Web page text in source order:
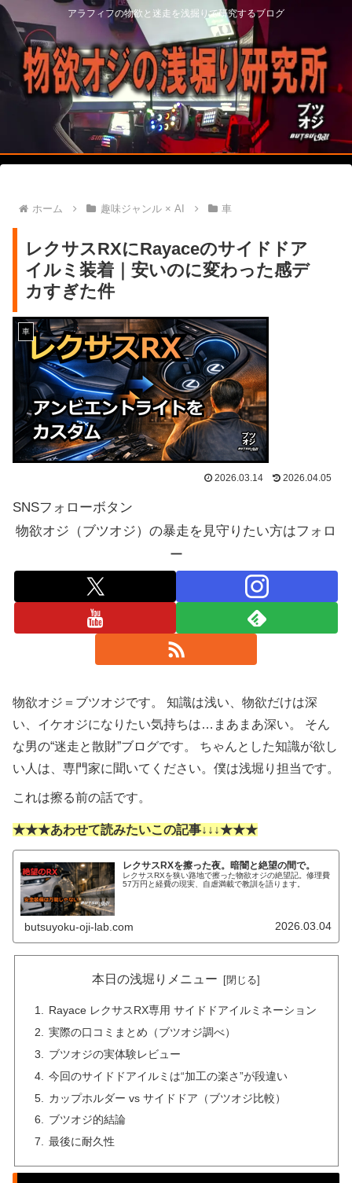
アラフィフの物欲と迷走を浅掘りで研究するブログ
ホーム 趣味ジャンル × AI 車
レクサスRXにRayaceのサイドドア
イルミ装着｜安いのに変わった感デ
カすぎた件
車
2026.03.14 2026.04.05
SNSフォローボタン
物欲オジ（ブツオジ）の暴走を見守りたい方はフォロ
ー
物欲オジ＝ブツオジです。 知識は浅い、物欲だけは深
い、イケオジになりたい気持ちは…まあまあ深い。 そん
な男の“迷走と散財”ブログです。 ちゃんとした知識が欲し
い人は、専門家に聞いてください。僕は浅堀り担当です。
これは擦る前の話です。
★★★あわせて読みたいこの記事↓↓↓★★★
レクサスRXを擦った夜。暗闇と絶望の間で。
レクサスRXを狭い路地で擦った物欲オジの絶望記。修理費
57万円と経費の現実、自虐満載で教訓を語ります。
butsuyoku-oji-lab.com 2026.03.04
本日の浅堀りメニュー
Rayace レクサスRX専用 サイドドアイルミネーション
実際の口コミまとめ（ブツオジ調べ）
ブツオジの実体験レビュー
今回のサイドドアイルミは“加工の楽さ”が段違い
カップホルダー vs サイドドア（ブツオジ比較）
ブツオジ的結論
最後に耐久性